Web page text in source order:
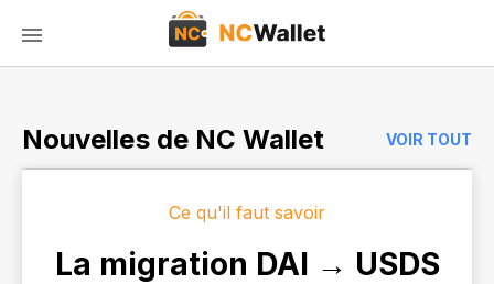
Nouvelles de NC Wallet VOIR TOUT
Ce qu'il faut savoir
La migration DAI → USDS